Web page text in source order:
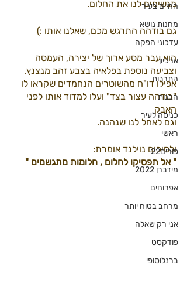
החיים בעיר
מחנות נושא
עדכוני הפקה
ארכיון
התרבות
הכנות
כניסה לעיר
ראשי
פורים22
מידברן 2022
אפרוחים
מרחב בטוח יותר
אני רק שאלה
פודקסט
ברנלוסופי
מגשימים לנו את החלום.
גם בודהה התרגש מכם, שאלנו אותו :)
הוא עבר מסע ארוך של יצירה, העמסה
וצביעה נוספת בפלאיה בצבע זהב מנצנץ.
אפילו דו"ח מהשוטרים הנחמדים שקראו לו
"בודהה עצור בצד" ועלו למדוד אותו לפני
האבק
וגם לאחל לנו שנהנה.
ולסיכום נוילנד אומרת:
" אל תפסיקו לחלום , חלומות מתגשמים "